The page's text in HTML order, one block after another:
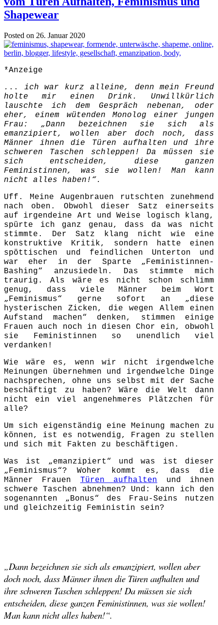
Shapewear
Posted on 26. Januar 2020
*Anzeige
. ..
ich war kurz alleine, denn mein Freund
holte mir einen Drink. Unwillkürlich
lauschte ich dem Gespräch nebenan, oder
eher, einem wütenden Monolog einer jungen
Frau: „Dann bezeichnen sie sich als
emanzipiert, wollen aber doch noch, dass
Männer ihnen die Türen aufhalten und ihre
schweren Taschen schleppen! Da müssen sie
sich entscheiden, diese ganzen
Feministinnen, was sie wollen! Man kann
nicht alles haben!“.
Uff. Meine Augenbrauen rutschten zunehmend
nach oben. Obwohl dieser Satz einerseits
auf irgendeine Art und Weise logisch klang,
spürte ich ganz genau, dass da was nicht
stimmte. Der Satz klang nicht wie eine
konstruktive Kritik, sondern hatte einen
spöttischen und feindlichen Unterton und
war eher in der Sparte „Feministinnen-
Bashing“ anzusiedeln. Das stimmte mich
traurig. Als wäre es nicht schon schlimm
genug, dass viele Männer beim Wort
„Feminismus“ gerne sofort an „diese
hysterischen Zicken, die wegen Allem einen
Aufstand machen“ denken, stimmen einige
Frauen auch noch in diesen Chor ein, obwohl
sie Feministinnen so unendlich viel
verdanken!
Wie wäre es, wenn wir nicht irgendwelche
Meinungen übernehmen und irgendwelche Dinge
nachsprechen, ohne uns selbst mit der Sache
beschäftigt zu haben? Wäre die Welt dann
nicht ein viel angenehmeres Plätzchen für
alle?
Um sich eigenständig eine Meinung machen zu
können, ist es notwendig, Fragen zu stellen
und sich mit Fakten zu beschäftigen.
Was ist „emanzipiert“ und was ist dieser
„Feminismus“? Woher kommt es, dass die
Männer Frauen Türen aufhalten und ihnen
schwere Taschen abnehmen? Und: kann ich den
sogenannten „Bonus“ des Frau-Seins nutzen
und gleichzeitig Feministin sein?
„Dann bezeichnen sie sich als emanzipiert, wollen aber
doch noch, dass Männer ihnen die Türen aufhalten und
ihre schweren Taschen schleppen! Da müssen sie sich
entscheiden, diese ganzen Feministinnen, was sie wollen!
Man kann nicht alles haben!“.